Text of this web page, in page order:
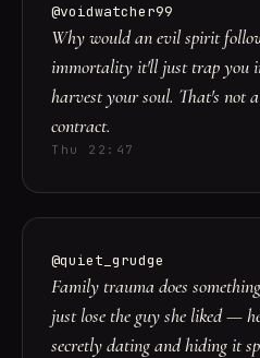
@voidwatcher99
Why would an evil spirit
immortality it'll just trap you
harvest your soul. That's not
contract.
Thu 22:47
@quiet_grudge
Family trauma does
just lose the guy she liked —
secretly dating and hiding it